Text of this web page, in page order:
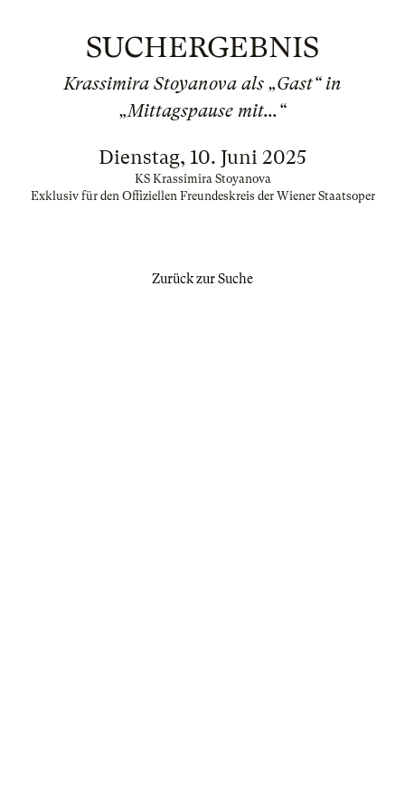
SUCHERGEBNIS
Krassimira Stoyanova als „Gast“ in
„Mittagspause mit...“
Dienstag, 10. Juni 2025
KS Krassimira Stoyanova
Exklusiv für den Offiziellen Freundeskreis der Wiener Staatsoper
Zurück zur Suche